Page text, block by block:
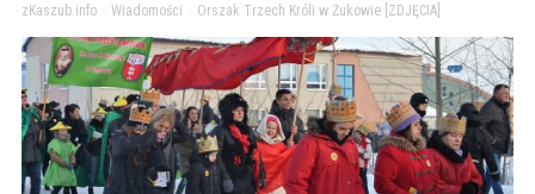
zKaszub.info> Wiadomości Orszak Trzech Króli w Żukowie [ZDJĘCIA]